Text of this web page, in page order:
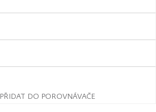
PŘIDAT DO POROVNÁVAČE